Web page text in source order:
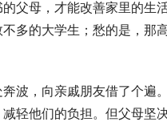
父母，才能改善家里的生
多的大学生；愁的是，那
波，向亲戚朋友借了个遍
轻他们的负担。但父母坚